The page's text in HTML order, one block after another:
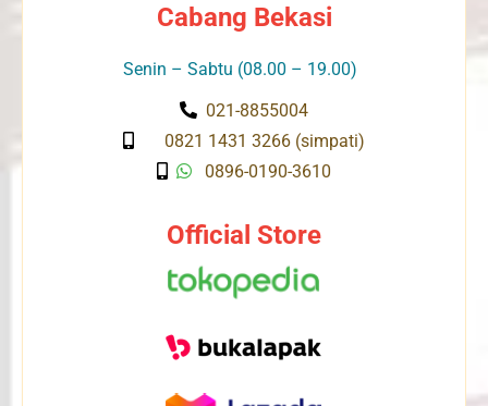
Cabang Bekasi
Senin – Sabtu (08.00 – 19.00)
021-8855004
0821 1431 3266 (simpati)
0896-0190-3610
Official Store